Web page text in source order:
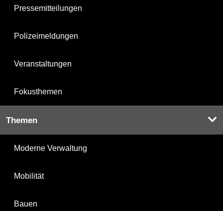
Pressemitteilungen
Polizeimeldungen
Veranstaltungen
Fokusthemen
Themen
Moderne Verwaltung
Mobilität
Bauen